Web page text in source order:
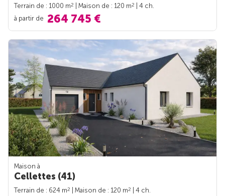
Terrain de : 1000 m2 | Maison de : 120 m2
| 4 ch.
à partir de 264 745 €
Maison à
Cellettes (41)
Terrain de : 624 m2 | Maison de : 120 m2
| 4 ch.